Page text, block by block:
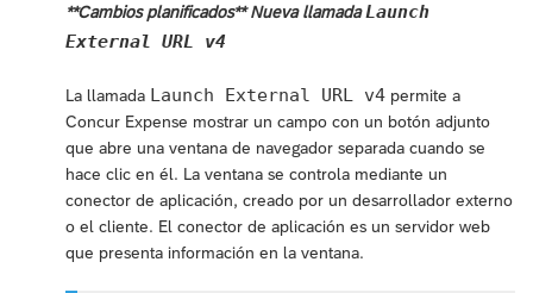
**Cambios planificados** Nueva llamadaLaunch
External URL v4
La llamada Launch External URL v4 permite a
Concur Expense mostrar un campo con un botón adjunto
que abre una ventana de navegador separada cuando se
hace clic en él. La ventana se controla mediante un
conector de aplicación, creado por un desarrollador externo
o el cliente. El conector de aplicación es un servidor web
que presenta información en la ventana.